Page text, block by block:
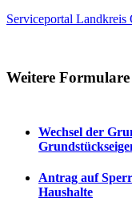
Serviceportal Landkreis
Weitere Formulare
Wechsel der
Antrag auf
Haushalte